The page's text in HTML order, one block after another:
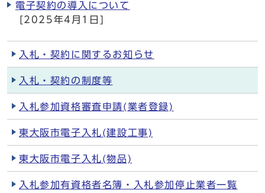
電子契約の導入について
[2025年4月1日]
入札・契約に関するお知らせ
入札・契約の制度等
入札参加資格審査申請(業者登録)
東大阪市電子入札(建設工事)
東大阪市電子入札(物品)
入札参加有資格者名簿・入札参加停止業者一覧